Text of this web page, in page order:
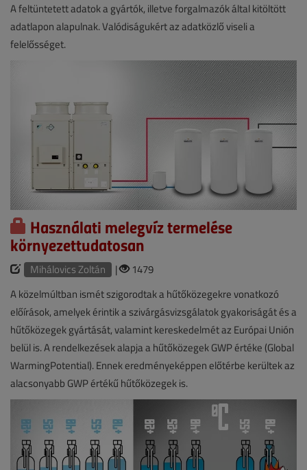
A feltüntetett adatok a gyártók, illetve forgalmazók által kitöltött
adatlapon alapulnak. Valódiságukért az adatközlő viseli a
felelősséget.
Használati melegvíz termelése
környezettudatosan
Mihálovics Zoltán |
1479
A közelmúltban ismét szigorodtak a hűtőközegekre vonatkozó
előírások, amelyek érintik a szivárgásvizsgálatok gyakoriságát és a
hűtőközegek gyártását, valamint kereskedelmét az Európai Unión
belül is. A rendelkezések alapja a hűtőközegek GWP értéke (Global
WarmingPotential). Ennek eredményeképpen előtérbe kerültek az
alacsonyabb GWP értékű hűtőközegek is.